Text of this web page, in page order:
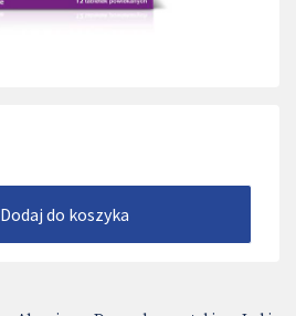
Dodaj do koszyka